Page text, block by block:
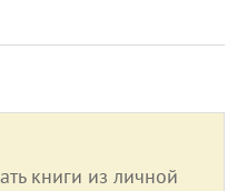
книги из личной